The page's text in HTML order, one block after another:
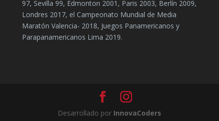
97, Sevilla 99, Edmonton 2001, Paris 2003, Berlín 2009,
Londres 2017, el Campeonato Mundial de Media
Maratón Valencia- 2018, Juegos Panamericanos y
Parapanamericanos Lima 2019.
Desarrollado por InnovaCoders